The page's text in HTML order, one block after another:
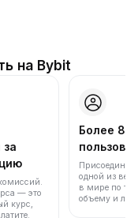
на Bybit
— это
курс,
Более 86
одной из
в мире по
объему и